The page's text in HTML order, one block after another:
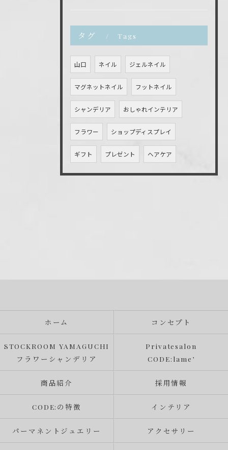
タグ Tags
山口 ネイル ジェルネイル
マグネットネイル フットネイル
シャンデリア おしゃれインテリア
フラワー ショップディスプレイ
ギフト プレゼント ヘアケア
ホーム コンセプト
STOCKROOM YAMAGUCHI
フラワーシャンデリア
Privatesalon
CODE:lame’
商品紹介 採用情報
CODE:の特徴 インテリア
パーマネントジュエリー アクセサリー